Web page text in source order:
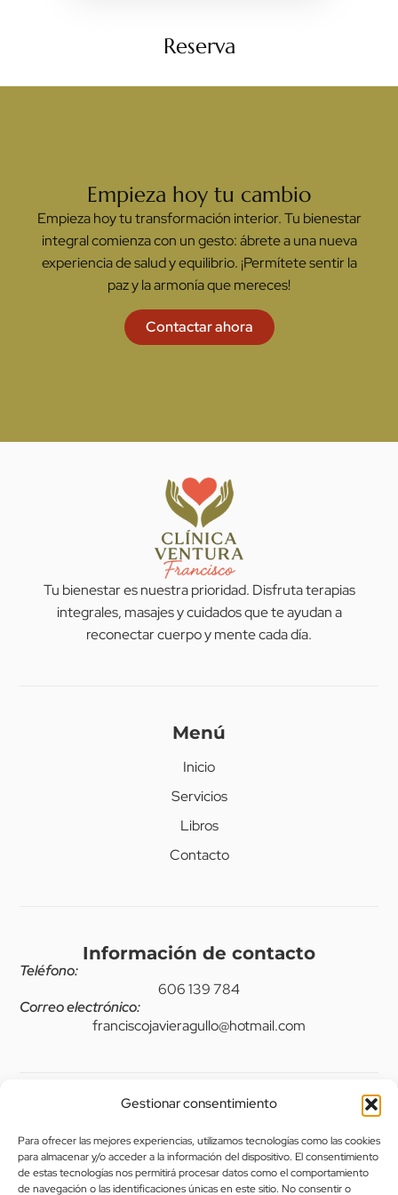
Gestionar consentimiento
Para ofrecer las mejores experiencias, utilizamos tecnologías como las cookies
para almacenar y/o acceder a la información del dispositivo. El consentimiento
de estas tecnologías nos permitirá procesar datos como el comportamiento
de navegación o las identificaciones únicas en este sitio. No consentir o
Reserva
Empieza hoy tu cambio
Empieza hoy tu transformación interior. Tu bienestar
integral comienza con un gesto: ábrete a una nueva
experiencia de salud y equilibrio. ¡Permítete sentir la
paz y la armonía que mereces!
Contactar ahora
Tu bienestar es nuestra prioridad. Disfruta terapias
integrales, masajes y cuidados que te ayudan a
reconectar cuerpo y mente cada día.
Menú
Inicio
Servicios
Libros
Contacto
Información de contacto
Teléfono:
606 139 784
Correo electrónico:
franciscojavieragullo@hotmail.com
Legal
Aviso legal
Política de privacidad